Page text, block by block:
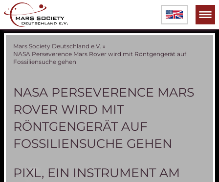
Mars Society Deutschland e.V. »
NASA Perseverence Mars Rover wird mit Röntgengerät auf
Fossiliensuche gehen
NASA PERSEVERENCE MARS
ROVER WIRD MIT
RÖNTGENGERÄT AUF
FOSSILIENSUCHE GEHEN
PIXL, EIN INSTRUMENT AM